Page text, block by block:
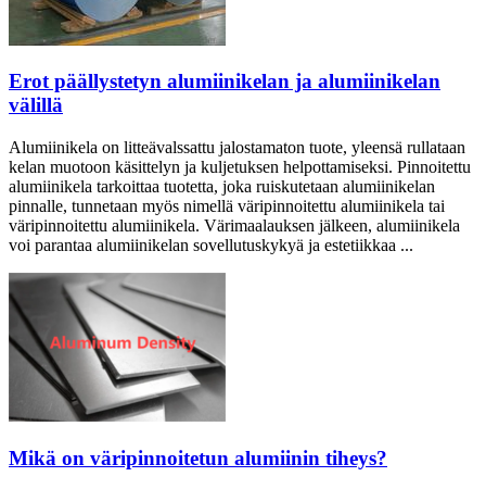
Erot päällystetyn alumiinikelan ja alumiinikelan
välillä
Alumiinikela on litteävalssattu jalostamaton tuote, yleensä rullataan
kelan muotoon käsittelyn ja kuljetuksen helpottamiseksi. Pinnoitettu
alumiinikela tarkoittaa tuotetta, joka ruiskutetaan alumiinikelan
pinnalle, tunnetaan myös nimellä väripinnoitettu alumiinikela tai
väripinnoitettu alumiinikela. Värimaalauksen jälkeen, alumiinikela
voi parantaa alumiinikelan sovellutuskykyä ja estetiikkaa ...
Mikä on väripinnoitetun alumiinin tiheys?